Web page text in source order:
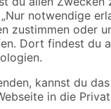
ist gleichzeitig
'T-Wall Trend' von
und besticht
Eigenschaften.
mit der PE-